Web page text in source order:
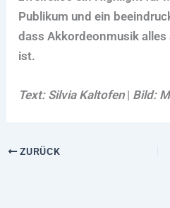
Publikum und ein
dass Akkordeonmusik
ist.
Text: Silvia Kaltofen| Bild:
ZURÜCK